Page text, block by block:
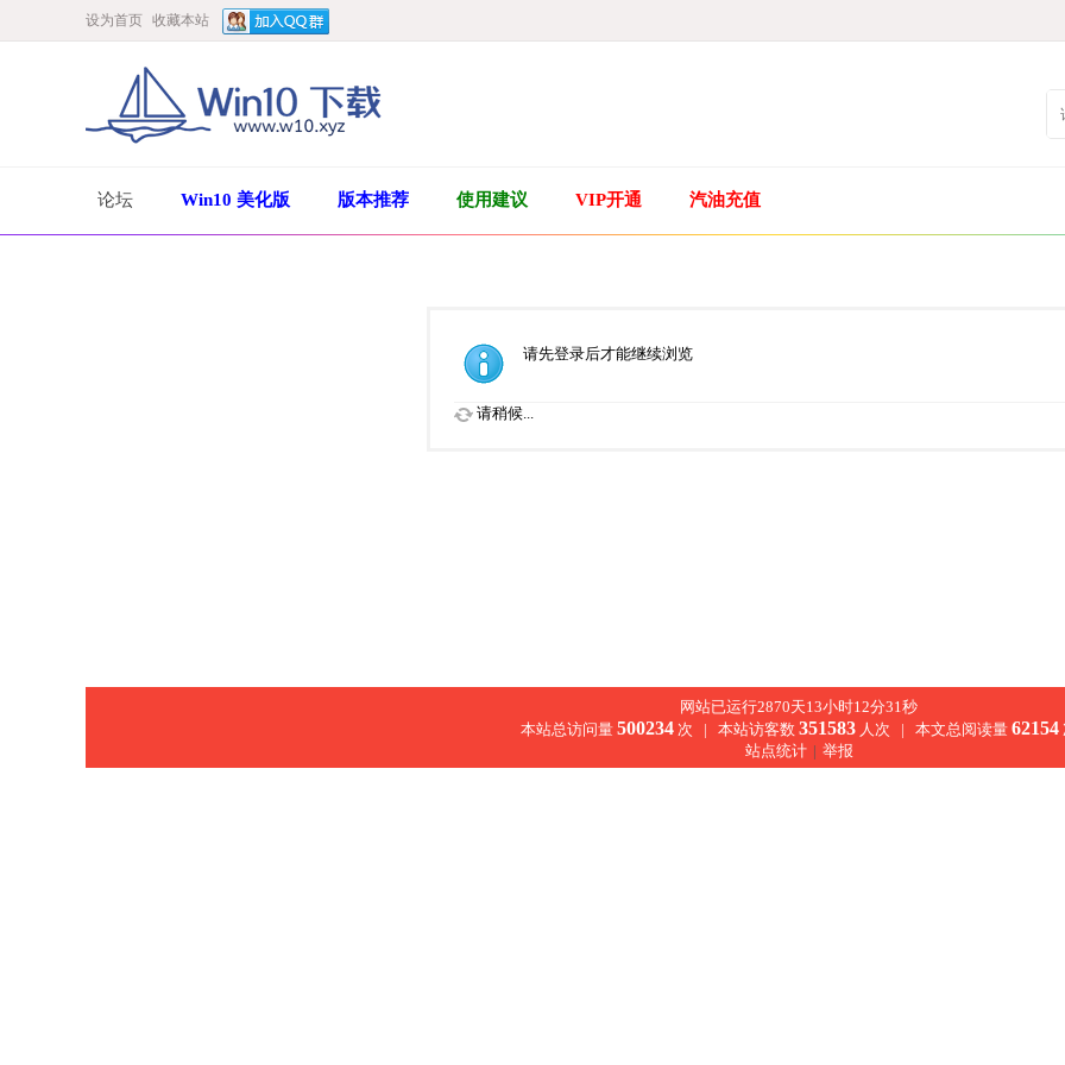
设为首页 收藏本站
论坛 Win10 美化版 版本推荐 使用建议 VIP开通 汽油充值
请先登录后才能继续浏览
请稍候...
网站已运行2870天13小时12分31秒
本站总访问量 500234次 | 本站访客数 351583人次 | 本文总阅读量 62154
站点统计 | 举报